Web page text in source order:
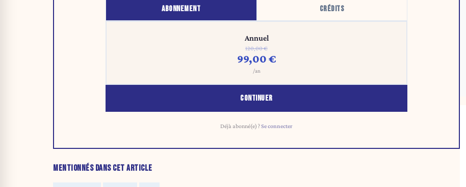
ABONNEMENT CRÉDITS
Annuel
120,00 €
99,00 €
/an
CONTINUER
Déjà abonné(e) ?Se connecter
MENTIONNÉS DANS CET ARTICLE